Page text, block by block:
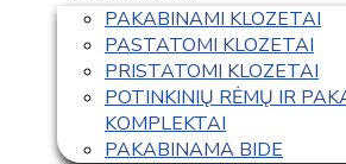
PAKABINAMI KLOZETAI
PASTATOMI KLOZETAI
PRISTATOMI KLOZETAI
POTINKINIŲ RĖMŲ IR
KOMPLEKTAI
PAKABINAMA BIDE